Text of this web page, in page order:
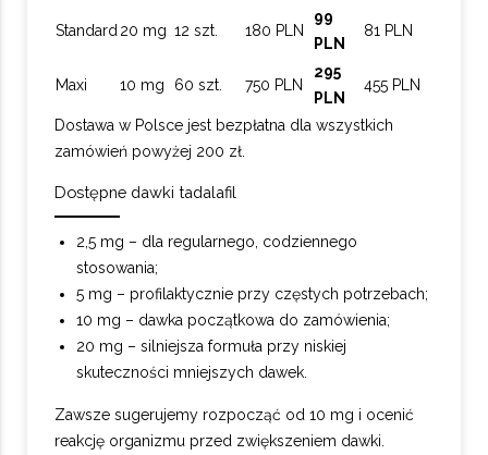
Standard20 mg 12 szt. 180 PLN
99
PLN
81 PLN
Maxi 10 mg 60 szt. 750 PLN
295
PLN
455 PLN
Dostawa w Polsce jest bezpłatna dla wszystkich
zamówień powyżej 200 zł.
Dostępne dawki tadalafil
2,5 mg – dla regularnego, codziennego
stosowania;
5 mg – profilaktycznie przy częstych potrzebach;
10 mg – dawka początkowa do zamówienia;
20 mg – silniejsza formuła przy niskiej
skuteczności mniejszych dawek.
Zawsze sugerujemy rozpocząć od 10 mg i ocenić
reakcję organizmu przed zwiększeniem dawki.